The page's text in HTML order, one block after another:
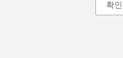
확인